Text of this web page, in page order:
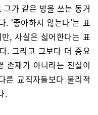
가 같은 방을 쓰는 동거
‘좋아하지 않는다’는 표
, 사실은 싫어한다는 표
. 그리고 그보다 더 중요
존재가 아니라는 진실이
른 교직자들보다 물리적
.